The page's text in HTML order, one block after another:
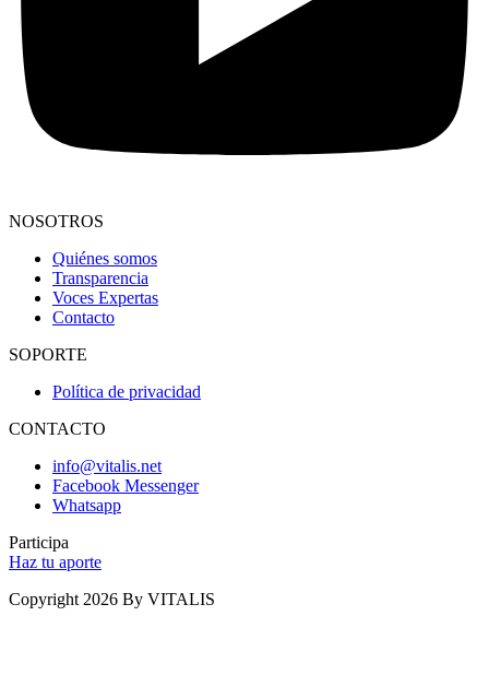
NOSOTROS
Quiénes somos
Transparencia
Voces Expertas
Contacto
SOPORTE
Política de privacidad
CONTACTO
info@vitalis.net
Facebook Messenger
Whatsapp
Participa
Haz tu aporte
Copyright 2026 By VITALIS